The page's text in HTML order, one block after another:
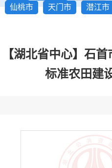
仙桃市
天门市 潜江市
【湖北省中心】石
标准农田建